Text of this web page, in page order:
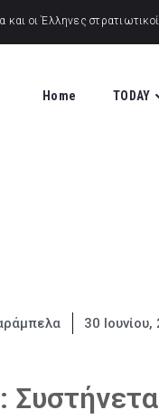
Home TODAY
30